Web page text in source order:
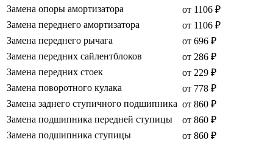
Замена опоры амортизатора
от 1106 ₽
Замена переднего амортизатора
от 1106 ₽
Замена переднего рычага
от 696 ₽
Замена передних сайлентблоков
от 286 ₽
Замена передних стоек
от 229 ₽
Замена поворотного кулака
от 778 ₽
Замена заднего ступичного подшипника от 860 ₽
Замена подшипника передней ступицы
от 860 ₽
Замена подшипника ступицы
от 860 ₽